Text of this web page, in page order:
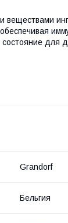
для
Grandorf
Бельгия